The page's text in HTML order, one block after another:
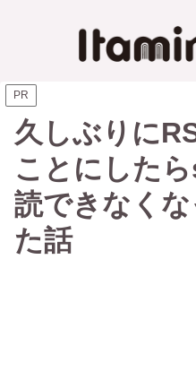
PR
久しぶりに
ことにした
読できなく
た話